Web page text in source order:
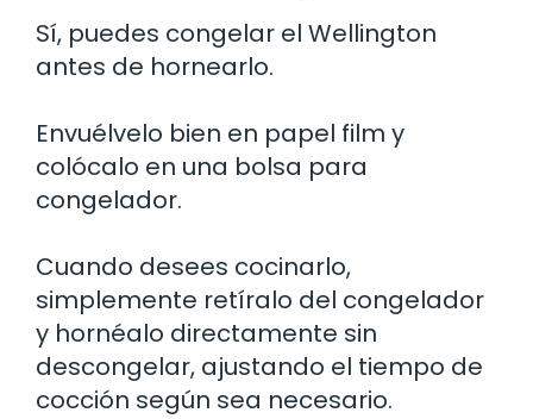
Sí, puedes congelar el Wellington
antes de hornearlo.
Envuélvelo bien en papel film y
colócalo en una bolsa para
congelador.
Cuando desees cocinarlo,
simplemente retíralo del congelador
y hornéalo directamente sin
descongelar, ajustando el tiempo de
cocción según sea necesario.